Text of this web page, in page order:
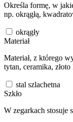
Określa formę, w
np. okrągłą,
okrągły
Materiał
Materiał, z którego
tytan, ceramika,
stal szlachetna
Szkło
W zegarkach stosuje